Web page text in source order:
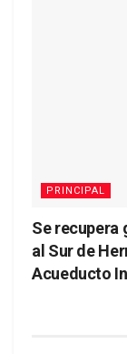
PRINCIPAL
Se recupera
al Sur de
Acueducto